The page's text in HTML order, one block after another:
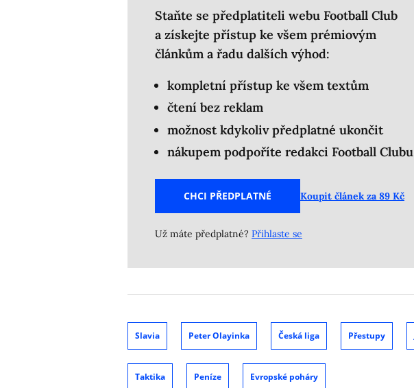
Staňte se předplatiteli webu Football Club
a získejte přístup ke všem prémiovým
článkům a řadu dalších výhod:
kompletní přístup ke všem textům
čtení bez reklam
možnost kdykoliv předplatné ukončit
nákupem podpoříte redakci Football Clubu
CHCI PŘEDPLATNÉ Koupit článek za 89 Kč
Už máte předplatné? Přihlaste se
Slavia Peter Olayinka Česká liga Přestupy
Taktika Peníze Evropské poháry